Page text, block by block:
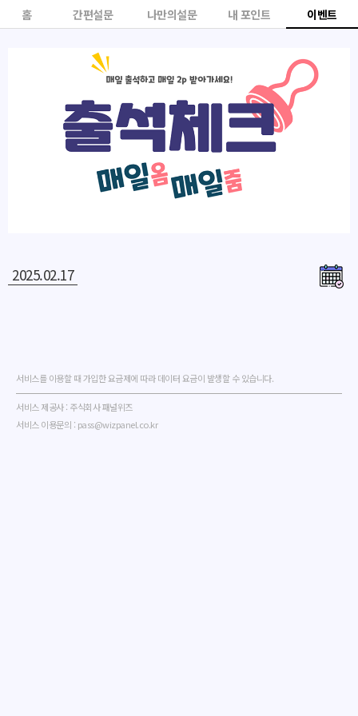
2025.02.17
서비스를 이용할 때 가입한 요금제에 따라 데이터 요금이 발생할 수 있습니다.
서비스 제공사 : 주식회사 패널위즈
서비스 이용문의 : pass@wizpanel.co.kr
홈 간편설문 나만의설문 내 포인트 이벤트